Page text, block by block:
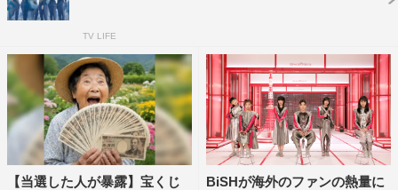
なりそうだ。視聴方法などの詳細は、特設サイトを参照。
TV LIFE
【当選した人が暴露】宝くじ
BiSHが海外のファンの熱量に